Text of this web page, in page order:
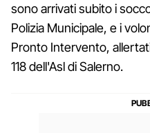
sono arrivati subito i
Polizia Municipale, e i
Pronto Intervento,
118 dell'Asl di Salerno.